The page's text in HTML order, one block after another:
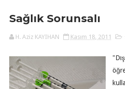
Sağlık Sorunsalı
H. Aziz KAYIHAN Kasım 18, 2011